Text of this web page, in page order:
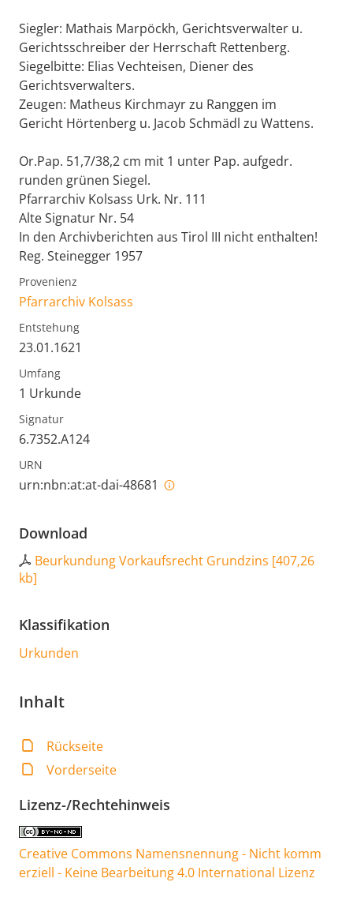
Siegler: Mathais Marpöckh, Gerichtsverwalter u.
Gerichtsschreiber der Herrschaft Rettenberg.
Siegelbitte: Elias Vechteisen, Diener des
Gerichtsverwalters.
Zeugen: Matheus Kirchmayr zu Ranggen im
Gericht Hörtenberg u. Jacob Schmädl zu Wattens.
Or.Pap. 51,7/38,2 cm mit 1 unter Pap. aufgedr.
runden grünen Siegel.
Pfarrarchiv Kolsass Urk. Nr. 111
Alte Signatur Nr. 54
In den Archivberichten aus Tirol III nicht enthalten!
Reg. Steinegger 1957
Provenienz
Pfarrarchiv Kolsass
Entstehung
23.01.1621
Umfang
1 Urkunde
Signatur
6.7352.A124
URN
urn:nbn:at:at-dai-48681
Download
Beurkundung Vorkaufsrecht Grundzins [407,26
kb]
Klassifikation
Urkunden
Inhalt
Rückseite
Vorderseite
Lizenz-/Rechtehinweis
Creative Commons Namensnennung - Nicht komm
erziell - Keine Bearbeitung 4.0 International Lizenz